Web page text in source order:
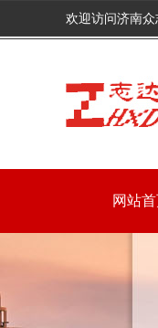
欢迎访问济南众
网站